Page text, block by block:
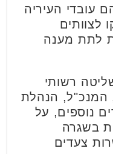
עובדי העיריה
לצוותים
לתת מענה
רשותי
המנכ"ל, הנהלת
נוספים, על
בשגרה
צעדים